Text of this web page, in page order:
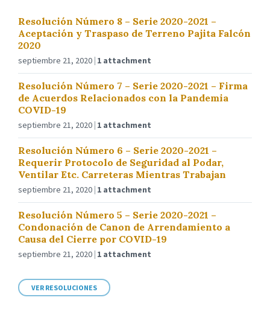
Resolución Número 8 – Serie 2020-2021 –
Aceptación y Traspaso de Terreno Pajita Falcón
2020
septiembre 21, 2020 1 attachment
Resolución Número 7 – Serie 2020-2021 – Firma
de Acuerdos Relacionados con la Pandemia
COVID-19
septiembre 21, 2020 1 attachment
Resolución Número 6 – Serie 2020-2021 –
Requerir Protocolo de Seguridad al Podar,
Ventilar Etc. Carreteras Mientras Trabajan
septiembre 21, 2020 1 attachment
Resolución Número 5 – Serie 2020-2021 –
Condonación de Canon de Arrendamiento a
Causa del Cierre por COVID-19
septiembre 21, 2020 1 attachment
VER RESOLUCIONES